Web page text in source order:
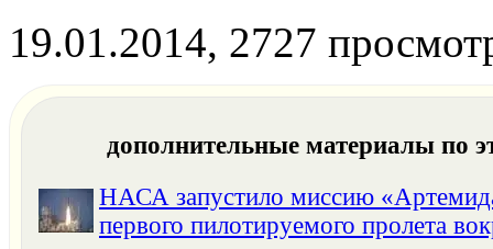
19.01.2014, 2727
дополнительные материалы по
НАСА запустило миссию
первого пилотируемого пролета